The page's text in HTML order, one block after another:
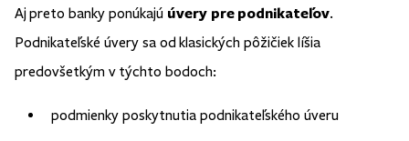
Aj preto banky ponúkajú úvery pre podnikateľov.
Podnikateľské úvery sa od klasických pôžičiek líšia
predovšetkým v týchto bodoch:
podmienky poskytnutia podnikateľského úveru